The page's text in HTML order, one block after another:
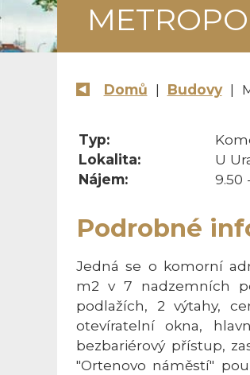
Domů | Budovy|
Typ:
Lokalita:
U
Nájem:
9.50
Podrobné
Jedná se o komorní
m2 v 7 nadzemních
podlažích, 2 výtahy,
otevíratelní okna,
bezbariérový přístup,
"Ortenovo náměstí"